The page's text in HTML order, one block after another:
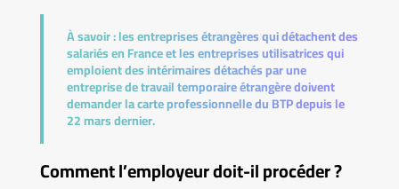
À savoir :les entreprises étrangères qui détachent des
salariés en France et les entreprises utilisatrices qui
emploient des intérimaires détachés par une
entreprise de travail temporaire étrangère doivent
demander la carte professionnelle du BTP depuis le
22 mars dernier.
Comment l’employeur doit-il procéder ?